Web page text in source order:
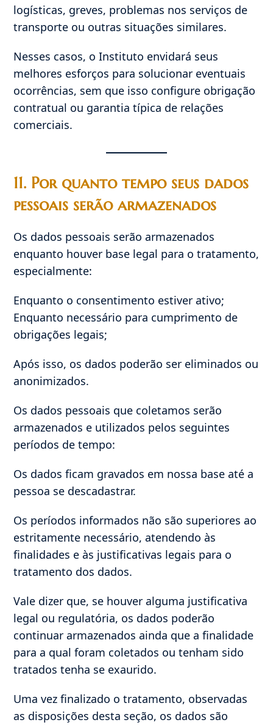
logísticas, greves, problemas nos serviços de
transporte ou outras situações similares.
Nesses casos, o Instituto envidará seus
melhores esforços para solucionar eventuais
ocorrências, sem que isso configure obrigação
contratual ou garantia típica de relações
comerciais.
11. Por quanto tempo seus dados
pessoais serão armazenados
Os dados pessoais serão armazenados
enquanto houver base legal para o tratamento,
especialmente:
Enquanto o consentimento estiver ativo;
Enquanto necessário para cumprimento de
obrigações legais;
Após isso, os dados poderão ser eliminados ou
anonimizados.
Os dados pessoais que coletamos serão
armazenados e utilizados pelos seguintes
períodos de tempo:
Os dados ficam gravados em nossa base até a
pessoa se descadastrar.
Os períodos informados não são superiores ao
estritamente necessário, atendendo às
finalidades e às justificativas legais para o
tratamento dos dados.
Vale dizer que, se houver alguma justificativa
legal ou regulatória, os dados poderão
continuar armazenados ainda que a finalidade
para a qual foram coletados ou tenham sido
tratados tenha se exaurido.
Uma vez finalizado o tratamento, observadas
as disposições desta seção, os dados são